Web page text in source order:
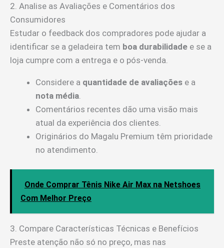
2. Analise as Avaliações e Comentários dos
Consumidores
Estudar o feedback dos compradores pode ajudar a
identificar se a geladeira tem boa durabilidade e se a
loja cumpre com a entrega e o pós-venda.
Considere a quantidade de avaliações e a
nota média
Comentários recentes dão uma visão mais
atual da experiência dos clientes.
Originários do Magalu Premium têm prioridade
no atendimento.
Onde Comprar Tênis Nike Air Max na Netshoes
Com Melhor Preço
3. Compare Características Técnicas e Benefícios
Preste atenção não só no preço, mas nas